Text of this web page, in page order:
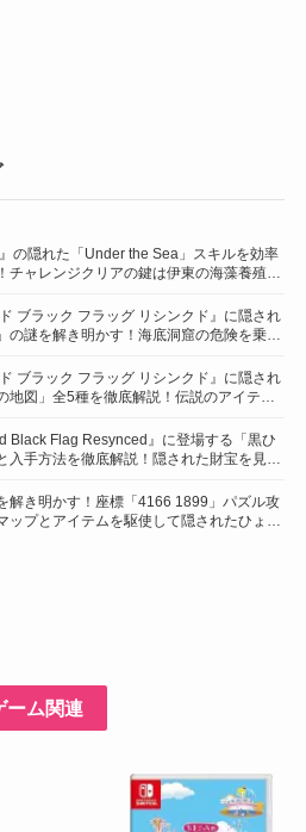
の隠れた「Under the Sea」スキルを効率
チャレンジクリアの鍵は伊東の海藻養殖場
ブラック フラッグ リシンクド』に隠され
の謎を解き明かす！海底洞窟の危険を乗り
ブラック フラッグ リシンクド』に隠され
地図」全5種を徹底解説！伝説のアイテム
Black Flag Resynced』に登場する「黒ひ
入手方法を徹底解説！隠された財宝を見つ
解き明かす！座標「4166 1899」パズル攻
ップとアイテムを駆使して隠されたひょう
ム関連